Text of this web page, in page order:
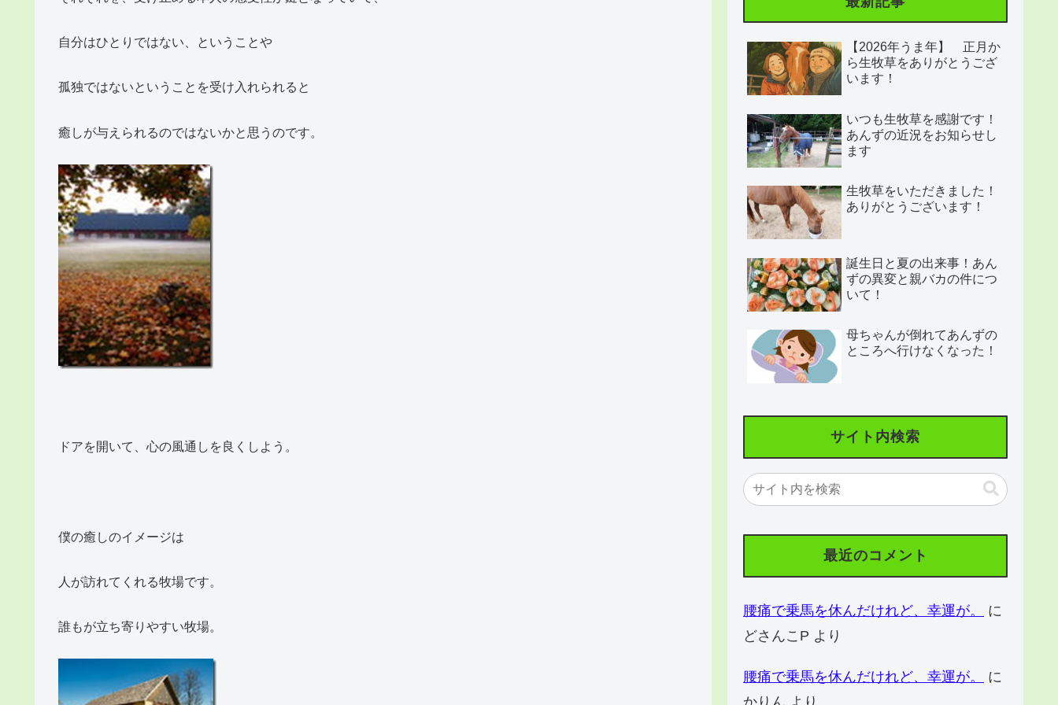
自分はひとりではない、ということや
孤独ではないということを受け入れられると
癒しが与えられるのではないかと思うのです。
ドアを開いて、心の風通しを良くしよう。
僕の癒しのイメージは
人が訪れてくれる牧場です。
誰もが立ち寄りやすい牧場。
【2026年うま年】 正月か
ら生牧草をありがとうござ
います！
いつも生牧草を感謝です！
あんずの近況をお知らせし
ます
生牧草をいただきました！
ありがとうございます！
誕生日と夏の出来事！あん
ずの異変と親バカの件につ
いて！
母ちゃんが倒れてあんずの
ところへ行けなくなった！
サイト内検索
最近のコメント
腰痛で乗馬を休んだけれど、幸運が。
に
どさんこP より
腰痛で乗馬を休んだけれど、幸運が。
に
かりん より